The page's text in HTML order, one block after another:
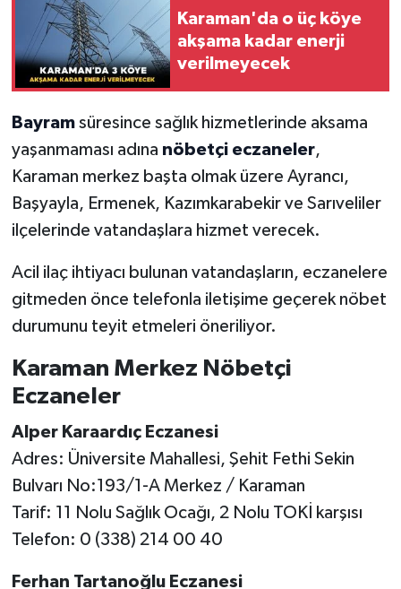
Karaman'da o üç köye
akşama kadar enerji
verilmeyecek
Bayramsüresince sağlık hizmetlerinde aksama
yaşanmaması adına nöbetçi eczaneler,
Karaman merkez başta olmak üzere Ayrancı,
Başyayla, Ermenek, Kazımkarabekir ve Sarıveliler
ilçelerinde vatandaşlara hizmet verecek.
Acil ilaç ihtiyacı bulunan vatandaşların, eczanelere
gitmeden önce telefonla iletişime geçerek nöbet
durumunu teyit etmeleri öneriliyor.
Karaman Merkez Nöbetçi
Eczaneler
Alper Karaardıç Eczanesi
Adres: Üniversite Mahallesi, Şehit Fethi Sekin
Bulvarı No:193/1-A Merkez / Karaman
Tarif: 11 Nolu Sağlık Ocağı, 2 Nolu TOKİ karşısı
Telefon: 0 (338) 214 00 40
Ferhan Tartanoğlu Eczanesi